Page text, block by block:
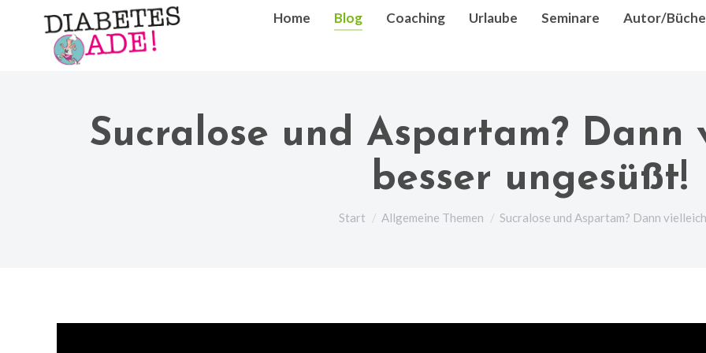
Home Blog Coaching Urlaube Seminare Autor/
Sucralose und Aspartam? Dann
besser ungesüßt!
Sie befinden sich hier:
Start Allgemeine Themen Sucralose und Aspartam? Dann